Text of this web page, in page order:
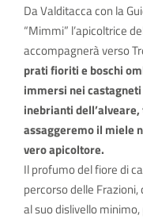
Da Valditacca con la
“Mimmi” l’apicoltrice
accompagnerà verso
prati fioriti e boschi
immersi nei
inebrianti
assaggeremo il miele
vero apicoltore.
Il profumo del fiore di
percorso delle
al suo dislivello